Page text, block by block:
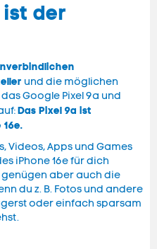
ist der
und die möglichen
Google Pixel 9a und
Das Pixel 9a ist
Videos, Apps und Games
iPhone 16e für dich
genügen aber auch die
du z. B. Fotos und andere
oder einfach sparsam